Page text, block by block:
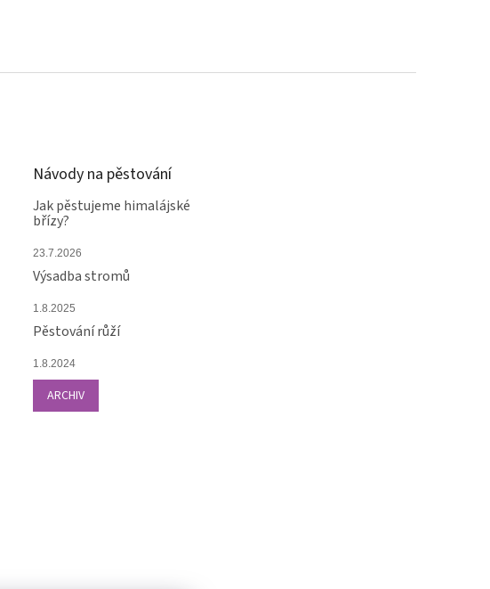
Návody na pěstování
Jak pěstujeme himalájské
břízy?
23.7.2026
Výsadba stromů
1.8.2025
Pěstování růží
1.8.2024
ARCHIV